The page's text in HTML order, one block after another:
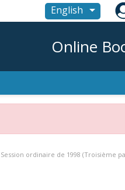
English 
Online
ordinaire de 1998 (Troisième